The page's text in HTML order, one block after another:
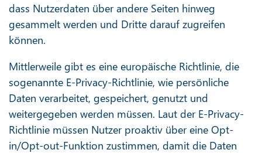
dass Nutzerdaten über andere Seiten hinweg
gesammelt werden und Dritte darauf zugreifen
können.
Mittlerweile gibt es eine europäische Richtlinie, die
sogenannte E-Privacy-Richtlinie, wie persönliche
Daten verarbeitet, gespeichert, genutzt und
weitergegeben werden müssen. Laut der E-Privacy-
Richtlinie müssen Nutzer proaktiv über eine Opt-
in/Opt-out-Funktion zustimmen, damit die Daten